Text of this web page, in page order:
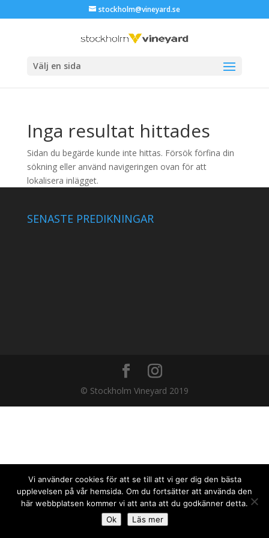
stockholm@vineyard.se
Välj en sida
Inga resultat hittades
Sidan du begärde kunde inte hittas. Försök förfina din
sökning eller använd navigeringen ovan för att
lokalisera inlägget.
SENASTE PREDIKNINGAR
© Stockholm Vineyard 2019
Vi använder cookies för att se till att vi ger dig den bästa
upplevelsen på vår hemsida. Om du fortsätter att använda den
här webbplatsen kommer vi att anta att du godkänner detta.
Ok
Läs mer